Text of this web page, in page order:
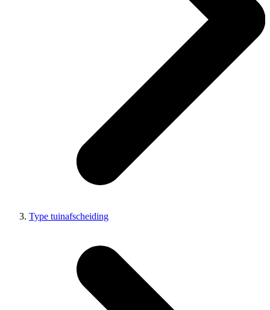
Type tuinafscheiding